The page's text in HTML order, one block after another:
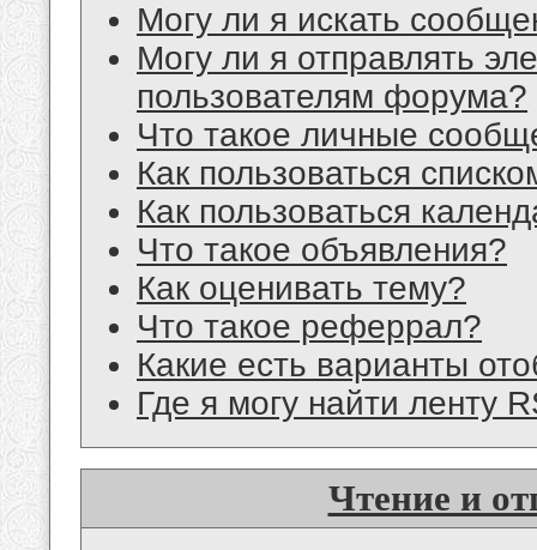
Могу ли я искать
Могу ли я отправлять
пользователям форума?
Что такое личные
Как пользоваться
Как пользоваться
Что такое объявления?
Как оценивать тему?
Что такое реферрал?
Какие есть варианты
Где я могу найти ленту
Чтение и